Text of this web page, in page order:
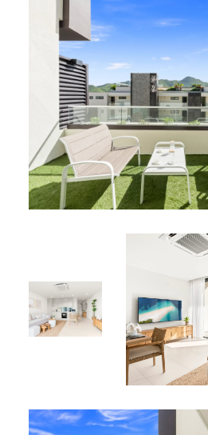
Avantages Résidents
Services :
Climatisation intégrale
Wi-Fi haut débit
Parking privé
Ascenseur
Équipements Partagés :
Piscine et jacuzzis sur le toit
Superbe toit-terrasse
Situé dans le quartier animé de
plages, restaurants, bars,
locales.
L’appartement D-404 offre le
de commodité : votre point de
et votre retraite accueillante pour
Réservez votre séjour dès
de Simpson Bay !